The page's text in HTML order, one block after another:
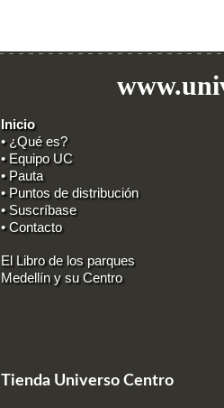
Inicio
• ¿Qué es?
• Equipo UC
• Pauta
• Puntos de distribución
• Suscríbase
• Contacto
El Libro de los parques
Medellín y su Centro
Tienda Universo Centro